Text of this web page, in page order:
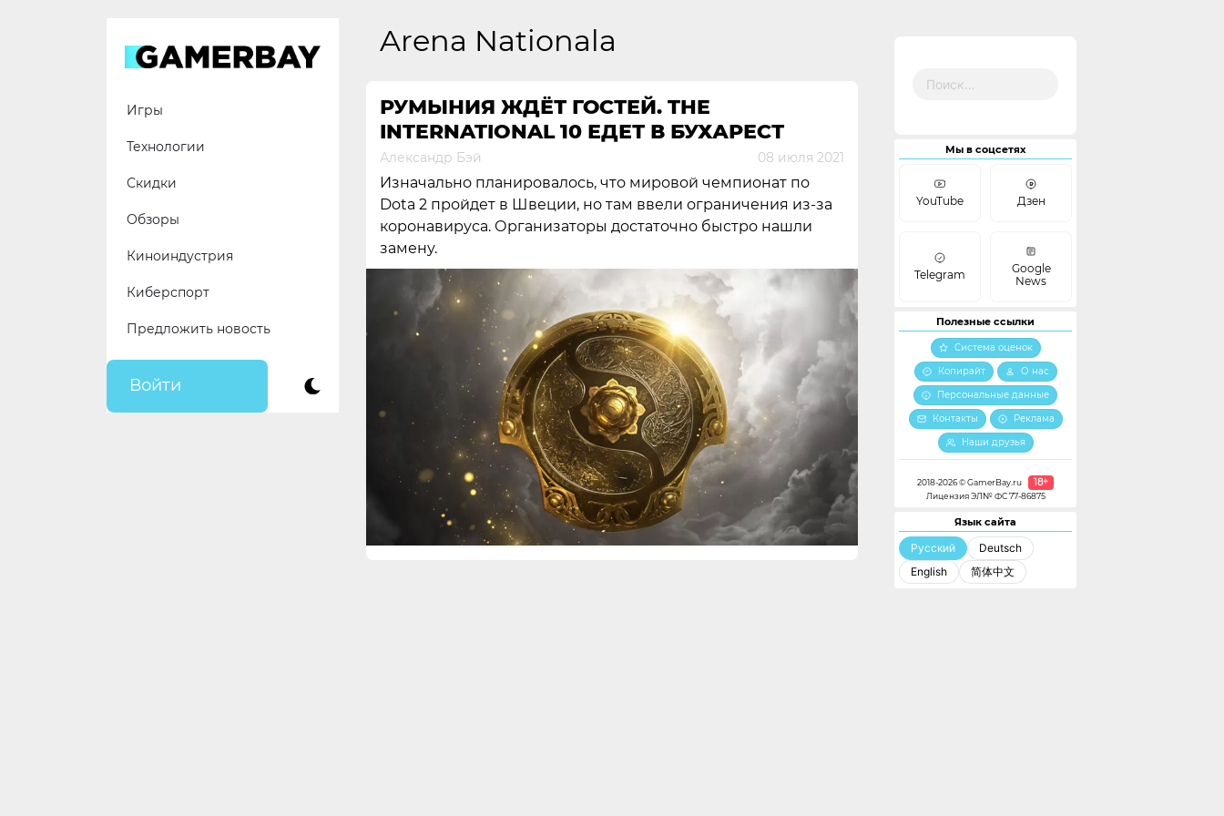
Игры
Технологии
Скидки
Обзоры
Киноиндустрия
Киберспорт
Предложить новость
Войти
Arena Nationala
РУМЫНИЯ ЖДЁТ ГОСТЕЙ. THE
INTERNATIONAL 10 ЕДЕТ В БУХАРЕСТ
Александр Бэй 08 июля 2021
Изначально планировалось, что мировой чемпионат по
Dota 2 пройдет в Швеции, но там ввели ограничения из-за
коронавируса. Организаторы достаточно быстро нашли
замену.
Мы в соцсетях
YouTube Дзен
Telegram
Google
News
Полезные ссылки
Система оценок
Копирайт
О нас
Персональные данные
Контакты
Реклама
Наши друзья
2018-2026 © GamerBay.ru 18+
Лицензия ЭЛ№ ФС 77-86875
Язык сайта
Русский
Deutsch
English
简体中文